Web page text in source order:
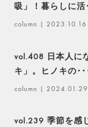
吸」！暮らしに活
column | 2023.10.16
vol.408 日本人に
キ」。ヒノキの･･
column | 2024.01.29
vol.239 季節を感